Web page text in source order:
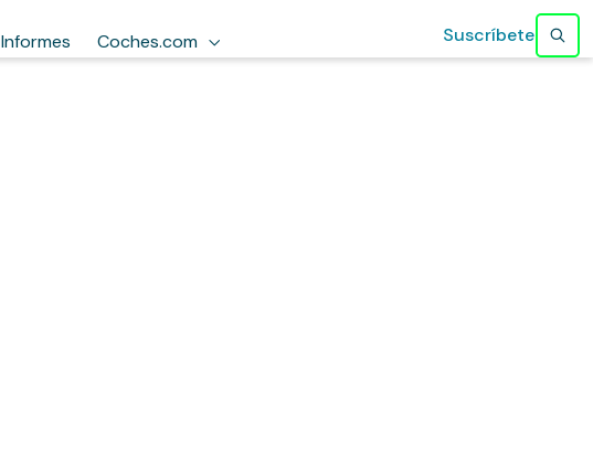
Informes Coches.com Suscríbete